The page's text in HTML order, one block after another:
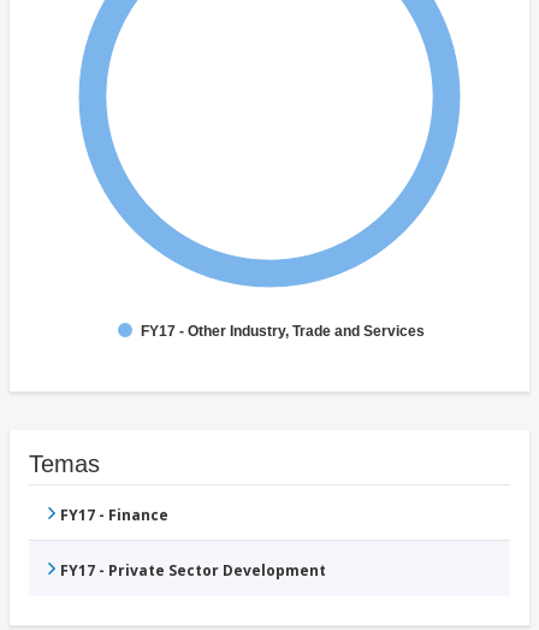
FY17 - Other Industry, Trade and Services
Temas
FY17 - Finance
FY17 - Private Sector Development